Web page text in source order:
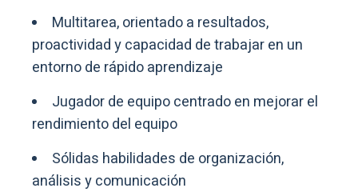
Multitarea, orientado a resultados,
proactividad y capacidad de trabajar en un
entorno de rápido aprendizaje
Jugador de equipo centrado en mejorar el
rendimiento del equipo
Sólidas habilidades de organización,
análisis y comunicación